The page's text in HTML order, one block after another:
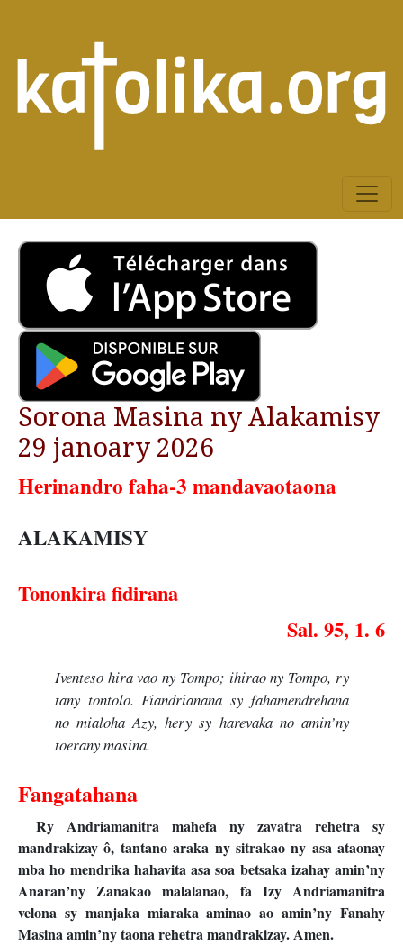
Sorona Masina ny Alakamisy
29 janoary 2026
Herinandro faha-3 mandavaotaona
ALAKAMISY
Tononkira fidirana
Sal. 95, 1. 6
Iventeso hira vao ny Tompo; ihirao ny Tompo, ry
tany tontolo. Fiandrianana sy fahamendrehana
no mialoha Azy, hery sy harevaka no amin’ny
toerany masina.
Fangatahana
Ry Andriamanitra mahefa ny zavatra rehetra sy
mandrakizay ô, tantano araka ny sitrakao ny asa ataonay
mba ho mendrika hahavita asa soa betsaka izahay amin’ny
Anaran’ny Zanakao malalanao, fa Izy Andriamanitra
velona sy manjaka miaraka aminao ao amin’ny Fanahy
Masina amin’ny taona rehetra mandrakizay. Amen.